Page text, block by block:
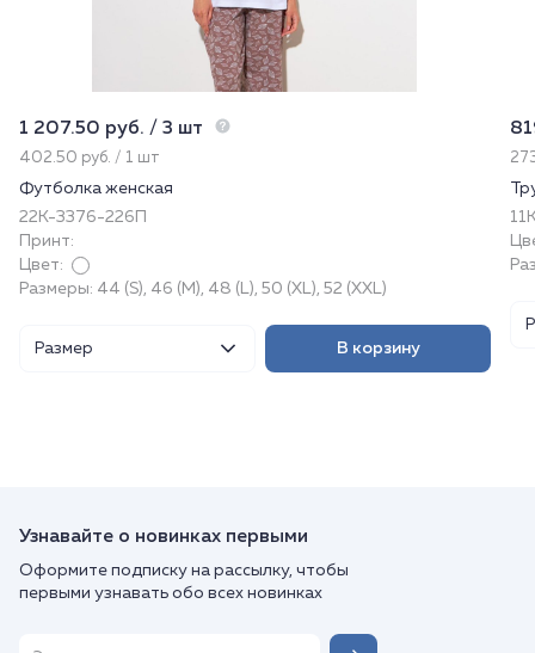
1 207.50 руб. / 3 шт
402.50 руб. / 1 шт
Футболка женская
22К-3376-226П
Принт:
Цвет:
Размеры: 44 (S), 46 (M), 48 (L), 50 (XL), 52 (XXL)
Размер В корзину
Узнавайте о новинках первыми
Оформите подписку на рассылку, чтобы
первыми узнавать обо всех новинках